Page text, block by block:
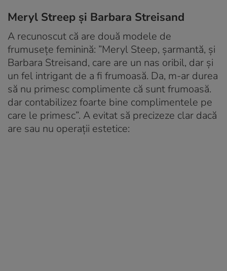
Meryl Streep și Barbara Streisand
A recunoscut că are două modele de
frumusețe feminină: ”Meryl Steep, șarmantă, și
Barbara Streisand, care are un nas oribil, dar și
un fel intrigant de a fi frumoasă. Da, m-ar durea
să nu primesc complimente că sunt frumoasă.
dar contabilizez foarte bine complimentele pe
care le primesc”. A evitat să precizeze clar dacă
are sau nu operații estetice: